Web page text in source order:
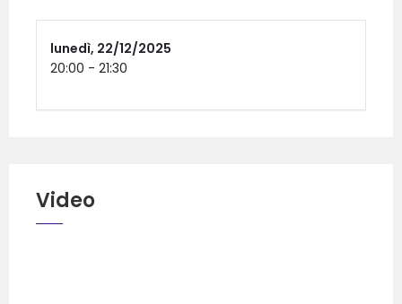
lunedì, 22/12/2025
20:00 - 21:30
Video